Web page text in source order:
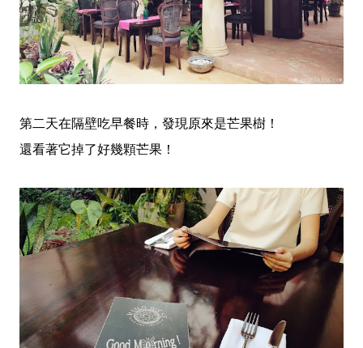
第二天在隔壁吃早餐時，發現原來是芒果樹！
還看著它掉了好幾顆芒果！